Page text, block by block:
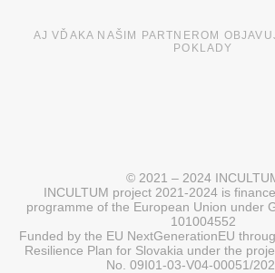
AJ VĎAKA NAŠIM PARTNEROM
POKLADY
© 2021 – 2024
INCULTUM project 2021-2024 is
programme of the European Union under
101004552
Funded by the EU NextGenerationEU
Resilience Plan for Slovakia under the
No. 09I01-03-V04-00051/